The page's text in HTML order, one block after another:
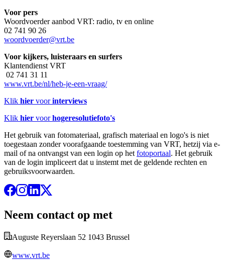
Voor pers
Woordvoerder aanbod VRT: radio, tv en online
02 741 90 26
woordvoerder@vrt.be
Voor kijkers, luisteraars en surfers
Klantendienst VRT
02 741 31 11
www.vrt.be/nl/heb-je-een-vraag/
Klik hier voorinterviews
Klik hier voorhogeresolutiefoto's
Het gebruik van fotomateriaal, grafisch materiaal en logo's is niet
toegestaan zonder voorafgaande toestemming van VRT, hetzij via e-
mail of na ontvangst van een login op het fotoportaal. Het gebruik
van de login impliceert dat u instemt met de geldende rechten en
gebruiksvoorwaarden.
Neem contact op met
Auguste Reyerslaan 52 1043 Brussel
www.vrt.be